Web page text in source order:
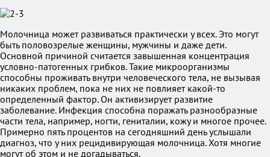
Молочница может развиваться практически у всех. Это могут
быть половозрелые женщины, мужчины и даже дети.
Основной причиной считается завышенная концентрация
условно-патогенных грибков. Такие микроорганизмы
способны проживать внутри человеческого тела, не вызывая
никаких проблем, пока не них не повлияет какой-то
определенный фактор. Он активизирует развитие
заболевание. Инфекция способна поражать разнообразные
части тела, например, ногти, гениталии, кожу и многое прочее.
Примерно пять процентов на сегодняшний день услышали
диагноз, что у них рецидивирующая молочница. Хотя многие
могут об этом и не догадываться.